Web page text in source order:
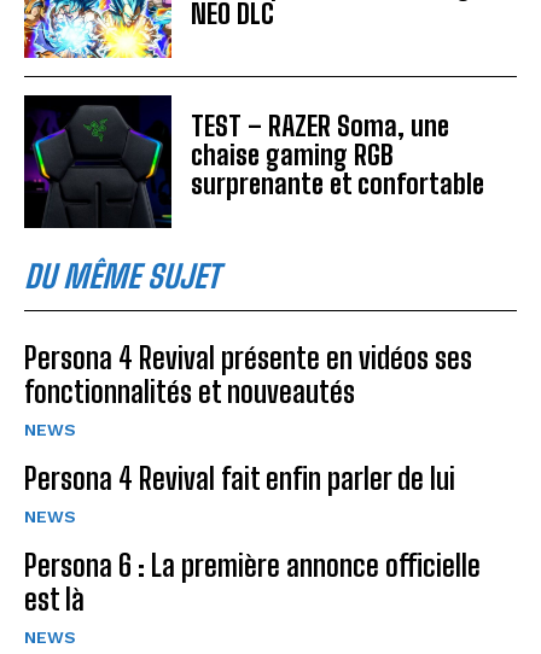
NEO DLC
TEST – RAZER Soma, une
chaise gaming RGB
surprenante et confortable
DU MÊME SUJET
Persona 4 Revival présente en vidéos ses
fonctionnalités et nouveautés
NEWS
Persona 4 Revival fait enfin parler de lui
NEWS
Persona 6 : La première annonce officielle
est là
NEWS